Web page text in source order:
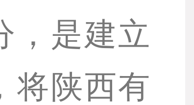
，是建立
将陕西有